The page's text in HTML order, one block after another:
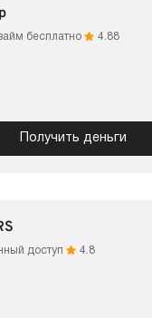
бесплатно 4.88
Получить деньги
доступ 4.8